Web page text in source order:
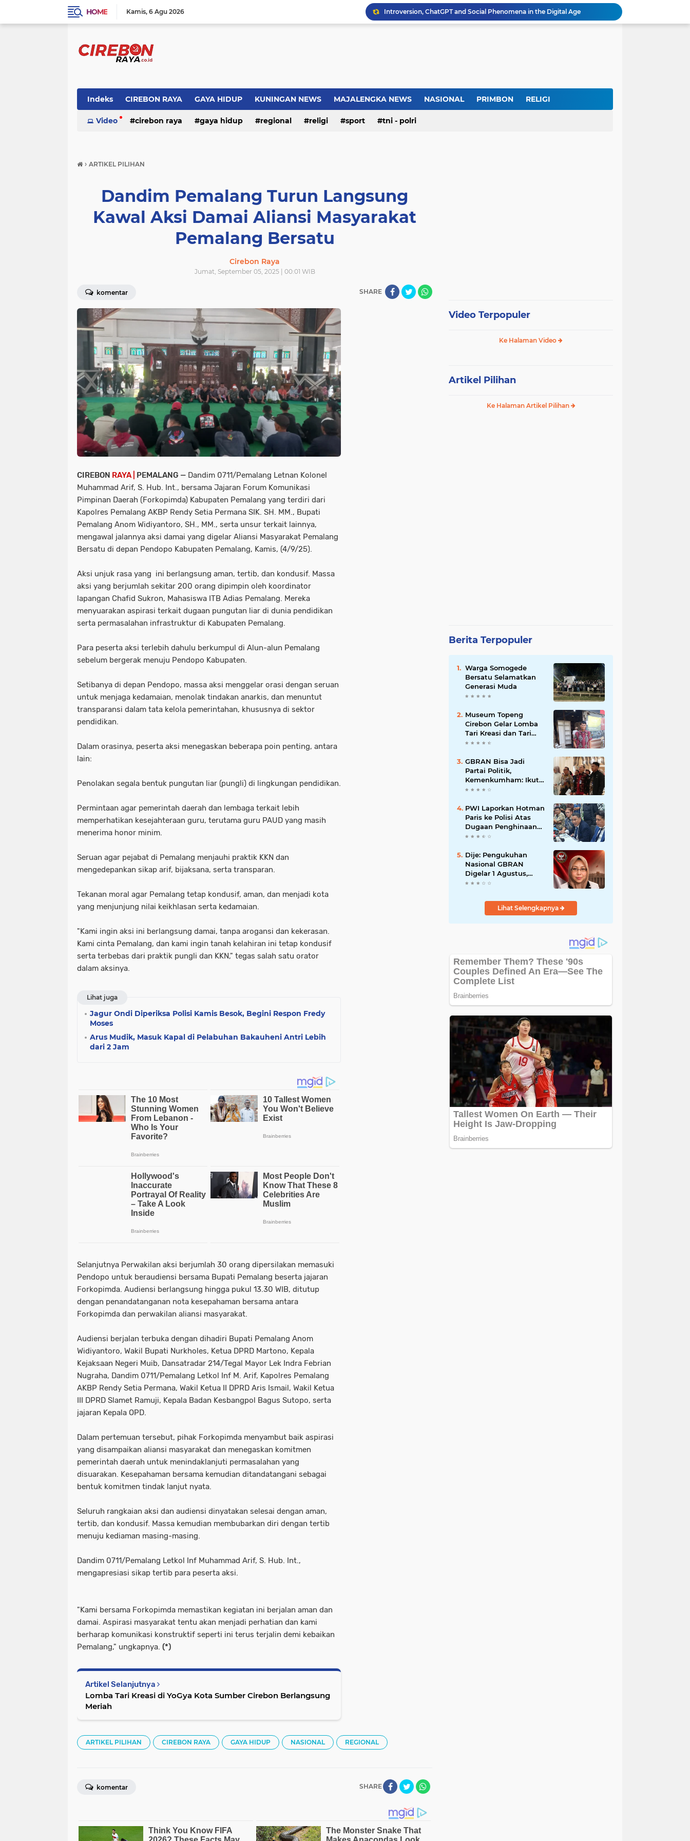
HOME Kamis 6 Agu 2026 Introversion, ChatGPT and Social Phenomena in the Digital Age
Pemkot Jakarta Timur Perkuat Koordinasi Cegah Tawuran Susulan
Dr. KH. AM Mustain Nasoha Kupas Ilmu Muroqobah dan Ma'rifatullah dalam Kajian Kitab Ihya' Ulumuddin
Indeks CIREBON RAYA GAYA HIDUP KUNINGAN NEWS MAJALENGKA NEWS NASIONAL PRIMBON RELIGI
Video cirebon raya gaya hidup regional religi sport tni - polri
› ARTIKEL PILIHAN
Dandim Pemalang Turun Langsung
Kawal Aksi Damai Aliansi Masyarakat
Pemalang Bersatu
Cirebon Raya
Jumat, September 05, 2025 | 00:01 WIB
komentar SHARE
CIREBON RAYA | PEMALANG — Dandim 0711/Pemalang Letnan Kolonel
Muhammad Arif, S. Hub. Int., bersama Jajaran Forum Komunikasi
Pimpinan Daerah (Forkopimda) Kabupaten Pemalang yang terdiri dari
Kapolres Pemalang AKBP Rendy Setia Permana SIK. SH. MM., Bupati
Pemalang Anom Widiyantoro, SH., MM., serta unsur terkait lainnya,
mengawal jalannya aksi damai yang digelar Aliansi Masyarakat Pemalang
Bersatu di depan Pendopo Kabupaten Pemalang, Kamis, (4/9/25).
Aksi unjuk rasa yang ini berlangsung aman, tertib, dan kondusif. Massa
aksi yang berjumlah sekitar 200 orang dipimpin oleh koordinator
lapangan Chafid Sukron, Mahasiswa ITB Adias Pemalang. Mereka
menyuarakan aspirasi terkait dugaan pungutan liar di dunia pendidikan
serta permasalahan infrastruktur di Kabupaten Pemalang.
Para peserta aksi terlebih dahulu berkumpul di Alun-alun Pemalang
sebelum bergerak menuju Pendopo Kabupaten.
Setibanya di depan Pendopo, massa aksi menggelar orasi dengan seruan
untuk menjaga kedamaian, menolak tindakan anarkis, dan menuntut
transparansi dalam tata kelola pemerintahan, khususnya di sektor
pendidikan.
Dalam orasinya, peserta aksi menegaskan beberapa poin penting, antara
lain:
Penolakan segala bentuk pungutan liar (pungli) di lingkungan pendidikan.
Permintaan agar pemerintah daerah dan lembaga terkait lebih
memperhatikan kesejahteraan guru, terutama guru PAUD yang masih
menerima honor minim.
Seruan agar pejabat di Pemalang menjauhi praktik KKN dan
mengedepankan sikap arif, bijaksana, serta transparan.
Tekanan moral agar Pemalang tetap kondusif, aman, dan menjadi kota
yang menjunjung nilai keikhlasan serta kedamaian.
"Kami ingin aksi ini berlangsung damai, tanpa arogansi dan kekerasan.
Kami cinta Pemalang, dan kami ingin tanah kelahiran ini tetap kondusif
serta terbebas dari praktik pungli dan KKN," tegas salah satu orator
dalam aksinya.
Lihat juga
Jagur Ondi Diperiksa Polisi Kamis Besok, Begini Respon Fredy
Moses
Arus Mudik, Masuk Kapal di Pelabuhan Bakauheni Antri Lebih
dari 2 Jam
Selanjutnya Perwakilan aksi berjumlah 30 orang dipersilakan memasuki
Pendopo untuk beraudiensi bersama Bupati Pemalang beserta jajaran
Forkopimda. Audiensi berlangsung hingga pukul 13.30 WIB, ditutup
dengan penandatanganan nota kesepahaman bersama antara
Forkopimda dan perwakilan aliansi masyarakat.
Audiensi berjalan terbuka dengan dihadiri Bupati Pemalang Anom
Widiyantoro, Wakil Bupati Nurkholes, Ketua DPRD Martono, Kepala
Kejaksaan Negeri Muib, Dansatradar 214/Tegal Mayor Lek Indra Febrian
Nugraha, Dandim 0711/Pemalang Letkol Inf M. Arif, Kapolres Pemalang
AKBP Rendy Setia Permana, Wakil Ketua II DPRD Aris Ismail, Wakil Ketua
III DPRD Slamet Ramuji, Kepala Badan Kesbangpol Bagus Sutopo, serta
jajaran Kepala OPD.
Dalam pertemuan tersebut, pihak Forkopimda menyambut baik aspirasi
yang disampaikan aliansi masyarakat dan menegaskan komitmen
pemerintah daerah untuk menindaklanjuti permasalahan yang
disuarakan. Kesepahaman bersama kemudian ditandatangani sebagai
bentuk komitmen tindak lanjut nyata.
Seluruh rangkaian aksi dan audiensi dinyatakan selesai dengan aman,
tertib, dan kondusif. Massa kemudian membubarkan diri dengan tertib
menuju kediaman masing-masing.
Dandim 0711/Pemalang Letkol Inf Muhammad Arif, S. Hub. Int.,
mengapresiasi sikap tertib para peserta aksi.
"Kami bersama Forkopimda memastikan kegiatan ini berjalan aman dan
damai. Aspirasi masyarakat tentu akan menjadi perhatian dan kami
berharap komunikasi konstruktif seperti ini terus terjalin demi kebaikan
Pemalang," ungkapnya. (*)
Artikel Selanjutnya
Lomba Tari Kreasi di YoGya Kota Sumber Cirebon Berlangsung
Meriah
ARTIKEL PILIHAN CIREBON RAYA GAYA HIDUP NASIONAL REGIONAL
SHARE
komentar
Video Terpopuler
Ke Halaman Video
Artikel Pilihan
Ke Halaman Artikel Pilihan
Berita Terpopuler
Warga Somogede
Bersatu Selamatkan
Generasi Muda
Museum Topeng
Cirebon Gelar Lomba
Tari Kreasi dan Tari
Topeng, Perebutkan
GBRAN Bisa Jadi
Partai Politik,
Kemenkumham: Ikuti
Mekanisme Undang-
PWI Laporkan Hotman
Paris ke Polisi Atas
Dugaan Penghinaan
Profesi Wartawan
Dije: Pengukuhan
Nasional GBRAN
Digelar 1 Agustus,
Diikuti 38 DPD dan
Lihat Selengkapnya